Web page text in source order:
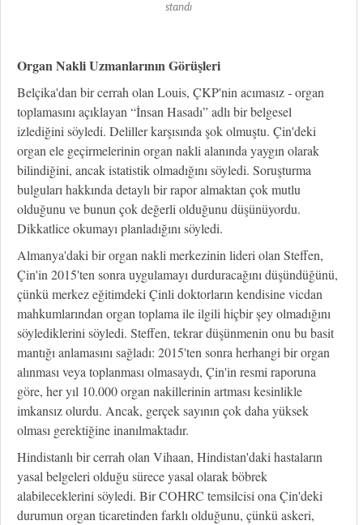
standı
Organ Nakli Uzmanlarının Görüşleri
Belçika'dan bir cerrah olan Louis, ÇKP'nin acımasız - organ
toplamasını açıklayan “İnsan Hasadı” adlı bir belgesel
izlediğini söyledi. Deliller karşısında şok olmuştu. Çin'deki
organ ele geçirmelerinin organ nakli alanında yaygın olarak
bilindiğini, ancak istatistik olmadığını söyledi. Soruşturma
bulguları hakkında detaylı bir rapor almaktan çok mutlu
olduğunu ve bunun çok değerli olduğunu düşünüyordu.
Dikkatlice okumayı planladığını söyledi.
Almanya'daki bir organ nakli merkezinin lideri olan Steffen,
Çin'in 2015'ten sonra uygulamayı durduracağını düşündüğünü,
çünkü merkez eğitimdeki Çinli doktorların kendisine vicdan
mahkumlarından organ toplama ile ilgili hiçbir şey olmadığını
söylediklerini söyledi. Steffen, tekrar düşünmenin onu bu basit
mantığı anlamasını sağladı: 2015'ten sonra herhangi bir organ
alınması veya toplanması olmasaydı, Çin'in resmi raporuna
göre, her yıl 10.000 organ nakillerinin artması kesinlikle
imkansız olurdu. Ancak, gerçek sayının çok daha yüksek
olması gerektiğine inanılmaktadır.
Hindistanlı bir cerrah olan Vihaan, Hindistan'daki hastaların
yasal belgeleri olduğu sürece yasal olarak böbrek
alabileceklerini söyledi. Bir COHRC temsilcisi ona Çin'deki
durumun organ ticaretinden farklı olduğunu, çünkü askeri,